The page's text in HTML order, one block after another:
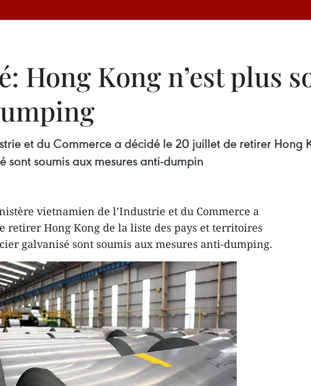
Hong Kong n’est plus
et du Commerce a décidé le 20 juillet de retirer Hong
sont soumis aux mesures anti-dumpin
vietnamien de l’Industrie et du Commerce a
retirer Hong Kong de la liste des pays et territoires
galvanisé sont soumis aux mesures anti-dumping.